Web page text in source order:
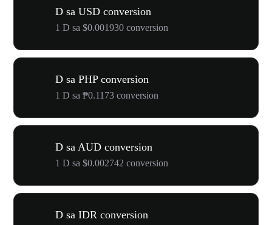
D sa USD conversion
1 D sa $0.001930 conversion
D sa PHP conversion
1 D sa ₱0.1173 conversion
D sa AUD conversion
1 D sa $0.002742 conversion
D sa IDR conversion